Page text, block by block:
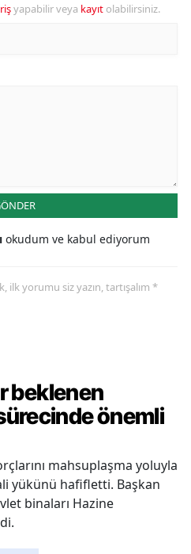
yapabilir veya kayıt olabilirsiniz.
okudum ve kabul ediyorum
yorumu siz yazın, tartışalım *
beklenen
önemli
mahsuplaşma yoluyla
yükünü hafifletti. Başkan
binaları Hazine